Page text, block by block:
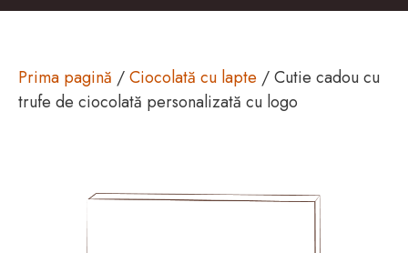
Prima pagină /Ciocolată cu lapte / Cutie cadou cu
trufe de ciocolată personalizată cu logo